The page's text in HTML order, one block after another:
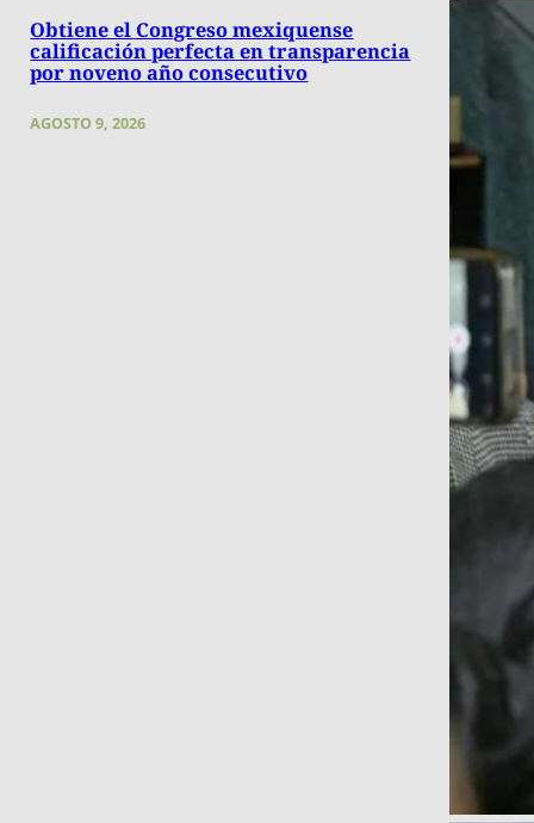
Obtiene el Congreso mexiquense
calificación perfecta en transparencia
por noveno año consecutivo
AGOSTO 9, 2026